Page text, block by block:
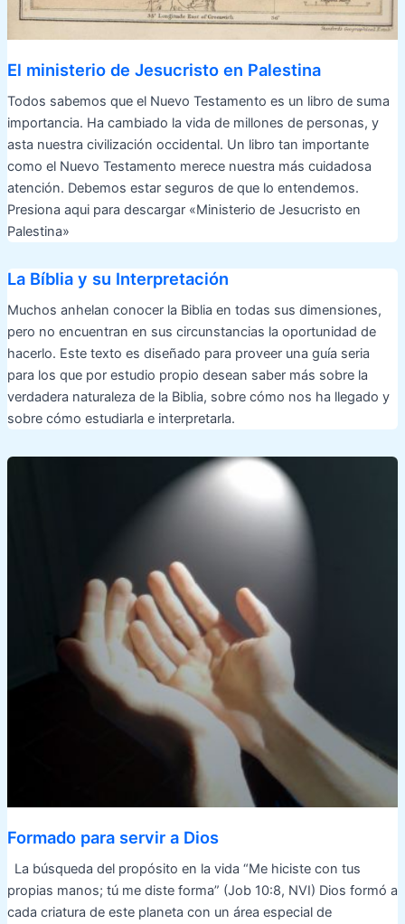
El ministerio de Jesucristo en Palestina
Todos sabemos que el Nuevo Testamento es un libro de suma
importancia. Ha cambiado la vida de millones de personas, y
asta nuestra civilización occidental. Un libro tan importante
como el Nuevo Testamento merece nuestra más cuidadosa
atención. Debemos estar seguros de que lo entendemos.
Presiona aqui para descargar «Ministerio de Jesucristo en
Palestina»
La Bíblia y su Interpretación
Muchos anhelan conocer la Biblia en todas sus dimensiones,
pero no encuentran en sus circunstancias la oportunidad de
hacerlo. Este texto es diseñado para proveer una guía seria
para los que por estudio propio desean saber más sobre la
verdadera naturaleza de la Biblia, sobre cómo nos ha llegado y
sobre cómo estudiarla e interpretarla.
Formado para servir a Dios
La búsqueda del propósito en la vida “Me hiciste con tus
propias manos; tú me diste forma” (Job 10:8, NVI) Dios formó a
cada criatura de este planeta con un área especial de